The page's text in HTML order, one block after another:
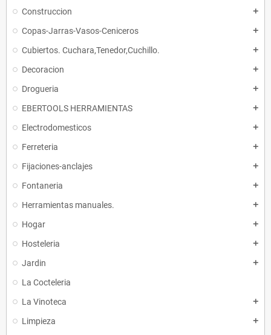
Construccion add
Copas-Jarras-Vasos-Ceniceros add
Cubiertos. Cuchara,Tenedor,Cuchillo. add
Decoracion add
Drogueria add
EBERTOOLS HERRAMIENTAS add
Electrodomesticos add
Ferreteria add
Fijaciones-anclajes add
Fontaneria add
Herramientas manuales. add
Hogar add
Hosteleria add
Jardin add
La Cocteleria
La Vinoteca
add
Limpieza add